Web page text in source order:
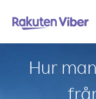
Hur